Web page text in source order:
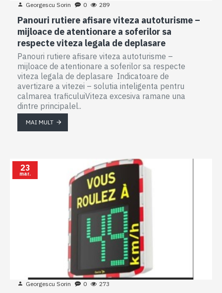
Georgescu Sorin 0 289
Panouri rutiere afisare viteza autoturisme –
mijloace de atentionare a soferilor sa
respecte viteza legala de deplasare
Panouri rutiere afisare viteza autoturisme –
mijloace de atentionare a soferilor sa respecte
viteza legala de deplasare Indicatoare de
avertizare a vitezei – solutia inteligenta pentru
calmarea traficuluiViteza excesiva ramane una
dintre principalel..
MAI MULT
23
mar.
Georgescu Sorin 0 273